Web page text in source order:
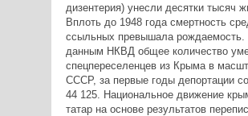
дизентерия) унесли десятки тысяч
Вплоть до 1948 года смертность
ссыльных превышала рождаемость.
данным НКВД общее количество
спецпереселенцев из Крыма в
СССР, за первые годы депортации
44 125. Национальное движение
татар на основе результатов